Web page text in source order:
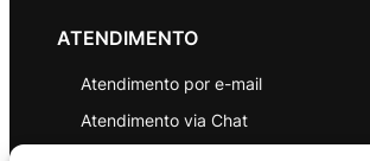
ATENDIMENTO
Atendimento por e-mail
Atendimento via Chat